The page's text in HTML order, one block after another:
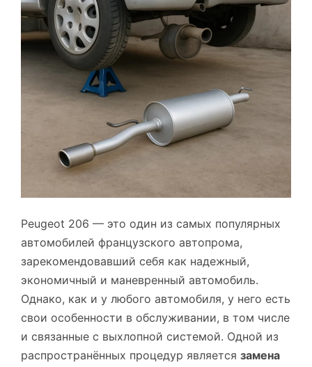
Peugeot 206 — это один из самых популярных
автомобилей французского автопрома,
зарекомендовавший себя как надежный,
экономичный и маневренный автомобиль.
Однако, как и у любого автомобиля, у него есть
свои особенности в обслуживании, в том числе
и связанные с выхлопной системой. Одной из
распространённых процедур является замена